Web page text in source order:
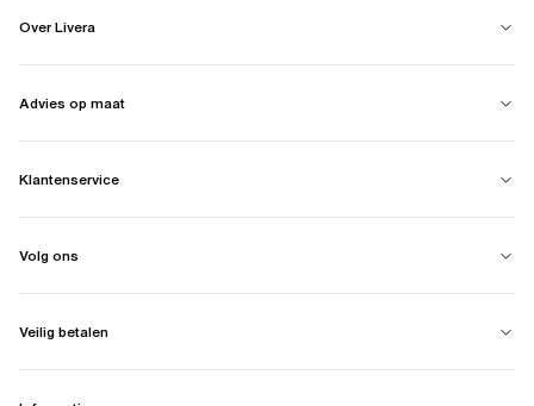
Over Livera
Advies op maat
Klantenservice
Volg ons
Veilig betalen